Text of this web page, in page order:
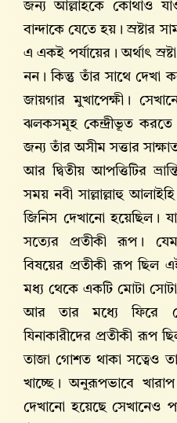
জন্য আল্লাহকে কোথাও
বান্দাকে যেতে হয়। স্রষ্টার
এ একই পর্যায়ের। অর্থাৎ
নন। কিন্তু তাঁর সাথে দেখা
জায়গার মুখাপেক্ষী।
ঝলকসমূহ কেন্দ্রীভূত করতে
জন্য তাঁর অসীম সত্তার
আর দ্বিতীয় আপত্তিটির
সময় নবী সাল্লাল্লাহু
জিনিস দেখানো
সত্যের প্রতীকী রূপ।
বিষয়ের প্রতীকী রূপ ছিল
মধ্য থেকে একটি মোটা
আর তার মধ্যে ফিরে
যিনাকারীদের প্রতীকী রূপ
তাজা গোশত থাকা সত্বেও
খাচ্ছে। অনুরূপভাবে
দেখানো হয়েছে সেখানেও